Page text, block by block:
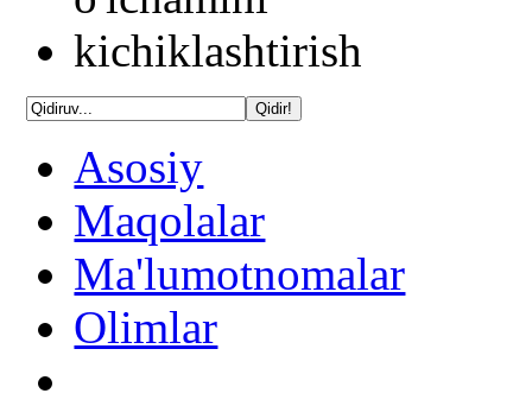
Asosiy
Maqolalar
Ma'lumotnomalar
Olimlar